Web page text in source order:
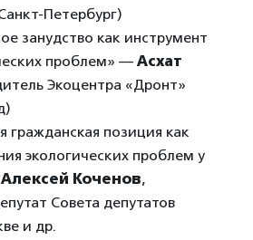
Петербург)
занудство как инструмент
проблем» — Асхат
Экоцентра «Дронт»
гражданская позиция как
экологических проблем у
Алексей Коченов,
Совета депутатов
и др.